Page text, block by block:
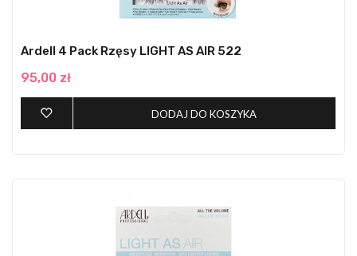
Ardell 4 Pack Rzęsy LIGHT AS AIR 522
95,00 zł
DODAJ DO KOSZYKA